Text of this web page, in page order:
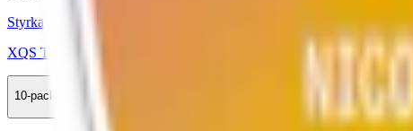
Styrka Normal · Slim
XQS Tropical 8 mg 4
10-pack